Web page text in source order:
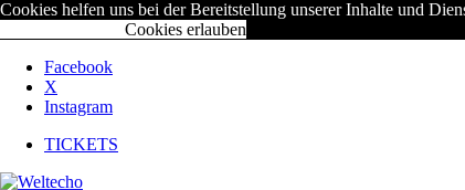
Cookies helfen uns bei der Bereitstellung unserer Inhalte und
Cookies erlauben
Facebook
X
Instagram
TICKETS